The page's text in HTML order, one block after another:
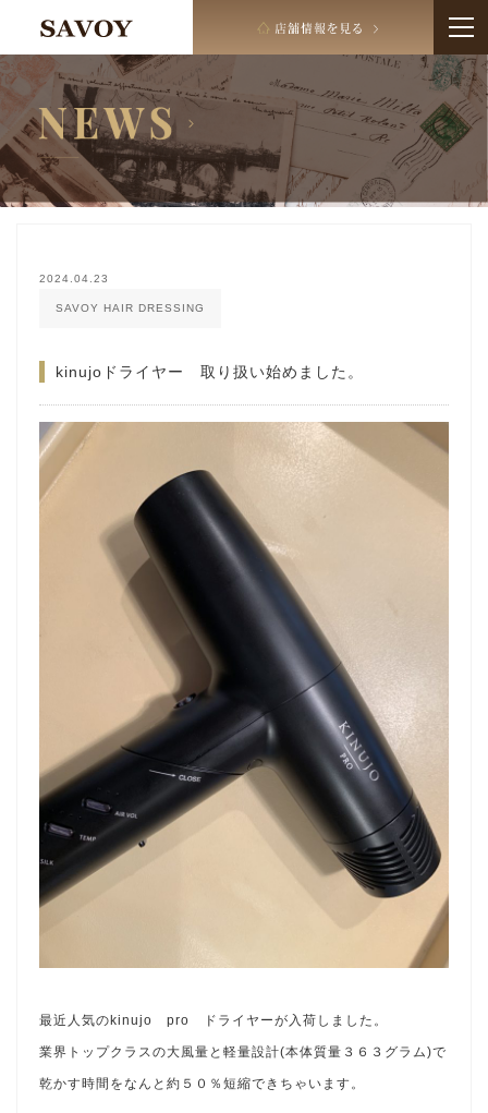
2024.04.23
SAVOY HAIR DRESSING
kinujoドライヤー 取り扱い始めました。
最近人気のkinujo pro ドライヤーが入荷しました。
業界トップクラスの大風量と軽量設計(本体質量３６３グラム)で
乾かす時間をなんと約５０％短縮できちゃいます。